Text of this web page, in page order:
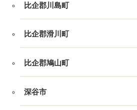
比企郡川島町
比企郡滑川町
比企郡鳩山町
深谷市